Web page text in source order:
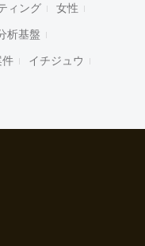
ィング 女性
析基盤
件 イチジュウ